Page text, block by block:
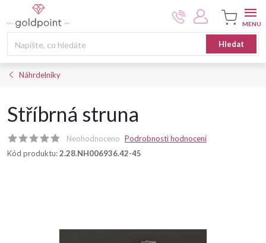
na
Hledat
Nákupní
košík
Náhrdelníky
Stříbrná struna
Neohodnoceno Podrobnosti hodnocení
Kód produktu:2.28.NH006936.42-45